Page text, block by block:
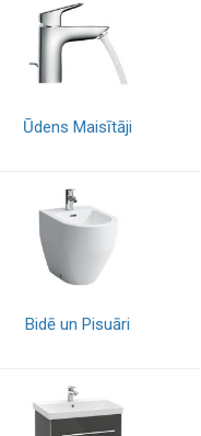
Ūdens Maisītāji
Bidē un Pisuāri